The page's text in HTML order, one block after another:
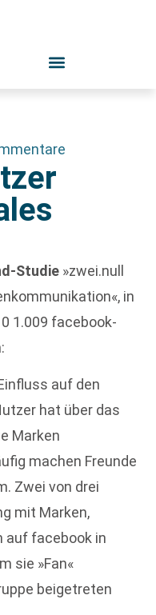
Studie »zwei.null
in
1.009 facebook-
auf den
hat über das
Marken
machen Freunde
Zwei von drei
mit Marken,
auf facebook in
sie »Fan«
beigetreten